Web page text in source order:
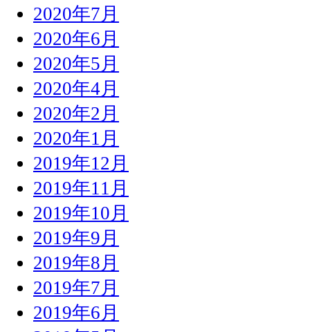
2020年7月
2020年6月
2020年5月
2020年4月
2020年2月
2020年1月
2019年12月
2019年11月
2019年10月
2019年9月
2019年8月
2019年7月
2019年6月